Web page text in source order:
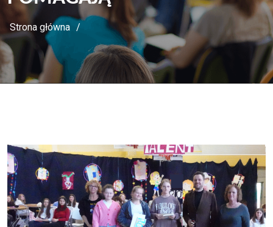
Strona główna